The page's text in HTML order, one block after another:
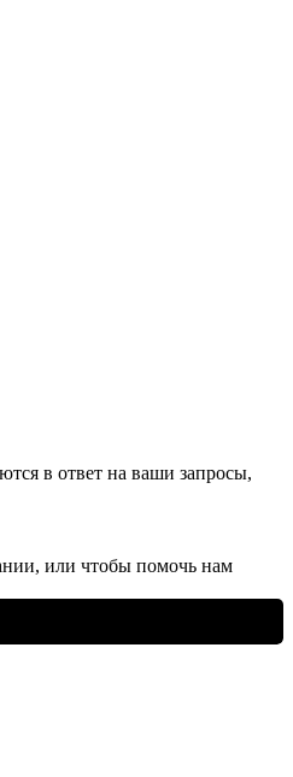
в ответ на ваши запросы,
или чтобы помочь нам